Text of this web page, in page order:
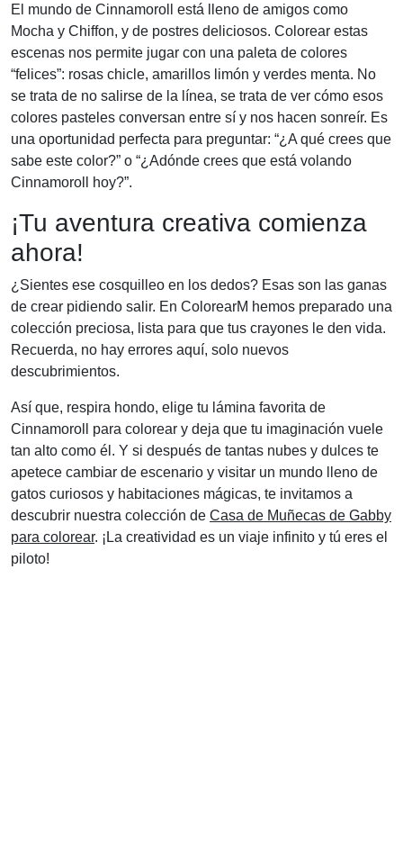
El mundo de Cinnamoroll está lleno de amigos como
Mocha y Chiffon, y de postres deliciosos. Colorear estas
escenas nos permite jugar con una paleta de colores
“felices”: rosas chicle, amarillos limón y verdes menta. No
se trata de no salirse de la línea, se trata de ver cómo esos
colores pasteles conversan entre sí y nos hacen sonreír. Es
una oportunidad perfecta para preguntar: “¿A qué crees que
sabe este color?” o “¿Adónde crees que está volando
Cinnamoroll hoy?”.
¡Tu aventura creativa comienza
ahora!
¿Sientes ese cosquilleo en los dedos? Esas son las ganas
de crear pidiendo salir. En ColorearM hemos preparado una
colección preciosa, lista para que tus crayones le den vida.
Recuerda, no hay errores aquí, solo nuevos
descubrimientos.
Así que, respira hondo, elige tu lámina favorita de
Cinnamoroll para colorear y deja que tu imaginación vuele
tan alto como él. Y si después de tantas nubes y dulces te
apetece cambiar de escenario y visitar un mundo lleno de
gatos curiosos y habitaciones mágicas, te invitamos a
descubrir nuestra colección de Casa de Muñecas de Gabby
para colorear. ¡La creatividad es un viaje infinito y tú eres el
piloto!